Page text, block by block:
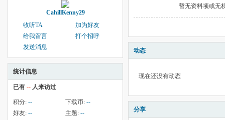
CahillKenny29
收听TA
加为好友
给我留言
打个招呼
发送消息
统计信息
已有 -- 人来访过
积分: -- 下载币: --
好友: -- 主题: --
暂无资料项或无
动态
现在还没有动态
分享